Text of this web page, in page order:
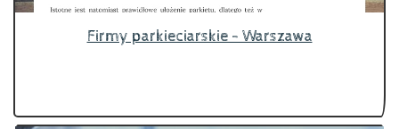
Firmy parkieciarskie - Warszawa